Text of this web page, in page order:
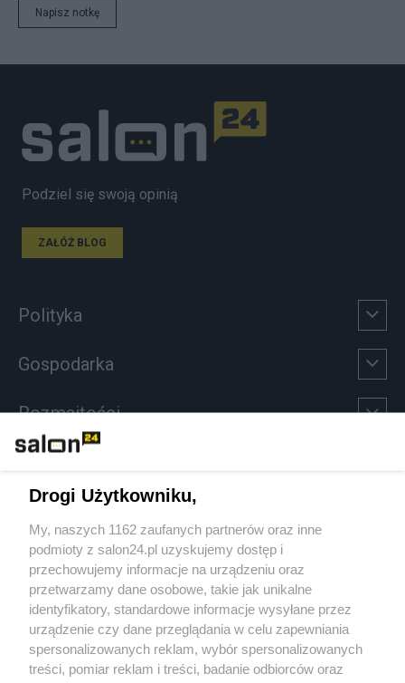
Napisz notkę
Podziel się swoją opinią
ZAŁÓŻ BLOG
Polityka
Gospodarka
Rozmaitości
Sport
Społeczeństwo
Kultura
Drogi Użytkowniku,
My, naszych 1162 zaufanych partnerów oraz inne
podmioty z salon24.pl uzyskujemy dostęp i
przechowujemy informacje na urządzeniu oraz
przetwarzamy dane osobowe, takie jak unikalne
identyfikatory, standardowe informacje wysyłane przez
urządzenie czy dane przeglądania w celu zapewniania
spersonalizowanych reklam, wybór spersonalizowanych
treści, pomiar reklam i treści, badanie odbiorców oraz